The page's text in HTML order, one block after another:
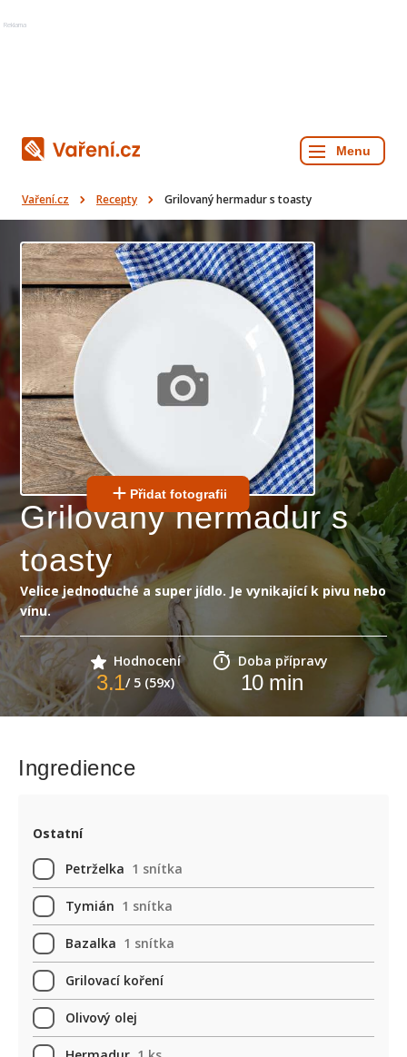
Reklama
Vaření.cz Recepty Grilovaný hermadur s toasty
Přidat fotografii
Grilovaný hermadur s
toasty
Velice jednoduché a super jídlo. Je vynikající k pivu nebo
vínu.
Hodnocení
3.1/ 5 (59x)
Doba přípravy
10min
Ingredience
Ostatní
Petrželka 1 snítka
Tymián 1 snítka
Bazalka 1 snítka
Grilovací koření
Olivový olej